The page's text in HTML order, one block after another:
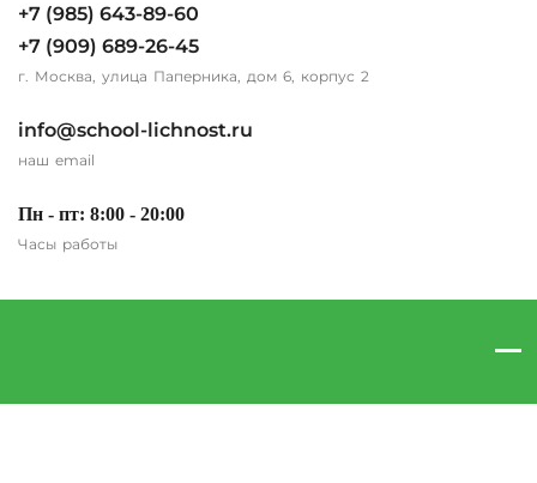
+7 (985) 643-89-60
+7 (909) 689-26-45
г. Москва, улица Паперника, дом 6, корпус 2
info@school-lichnost.ru
наш email
Пн - пт: 8:00 - 20:00
Часы работы